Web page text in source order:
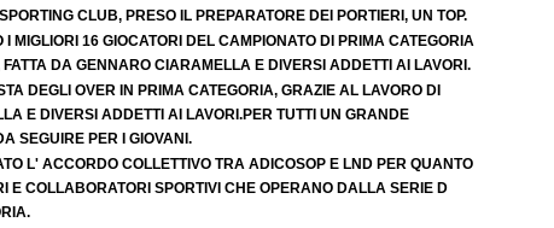
CLUB, PRESO IL PREPARATORE DEI PORTIERI, UN TOP.
I MIGLIORI 16 GIOCATORI DEL CAMPIONATO DI PRIMA CATEGORIA
DA GENNARO CIARAMELLA E DIVERSI ADDETTI AI LAVORI.
DEGLI OVER IN PRIMA CATEGORIA, GRAZIE AL LAVORO DI
E DIVERSI ADDETTI AI LAVORI.PER TUTTI UN GRANDE
SEGUIRE PER I GIOVANI.
L' ACCORDO COLLETTIVO TRA ADICOSOP E LND PER QUANTO
E COLLABORATORI SPORTIVI CHE OPERANO DALLA SERIE D